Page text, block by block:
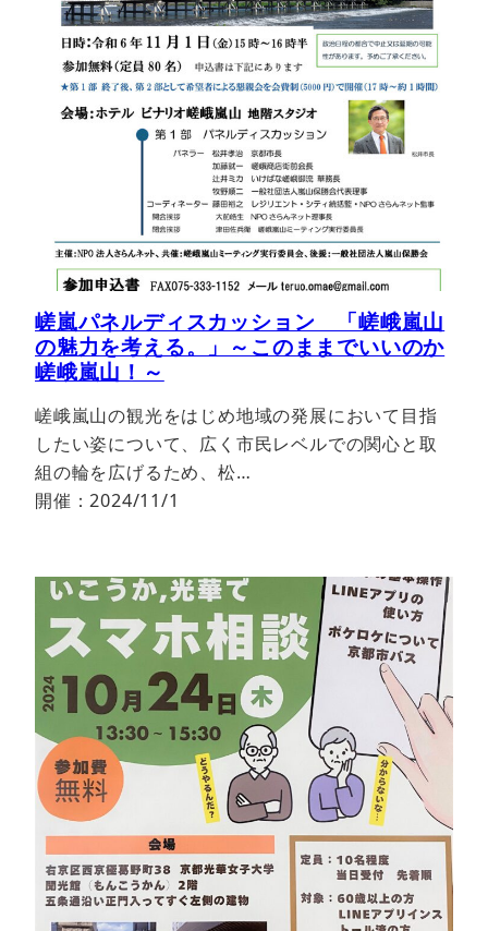
嵯嵐パネルディスカッション 「嵯峨嵐山
の魅力を考える。」～このままでいいのか
嵯峨嵐山！～
嵯峨嵐山の観光をはじめ地域の発展において目指
したい姿について、広く市民レベルでの関心と取
組の輪を広げるため、松…
開催：2024/11/1